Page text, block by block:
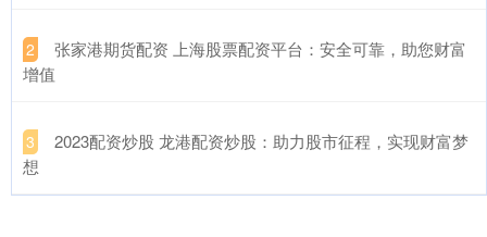
2
​张家港期货配资 上海股票配资平台：安全可靠，助您财富
增值
3
​2023配资炒股 龙港配资炒股：助力股市征程，实现财富梦
想